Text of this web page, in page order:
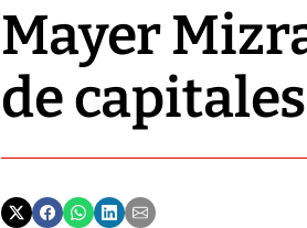
Mayer
de capitales